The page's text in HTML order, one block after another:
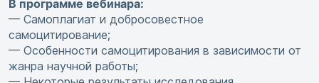
В программе вебинара:
— Самоплагиат и добросовестное
самоцитирование;
— Особенности самоцитирования в зависимости от
жанра научной работы;